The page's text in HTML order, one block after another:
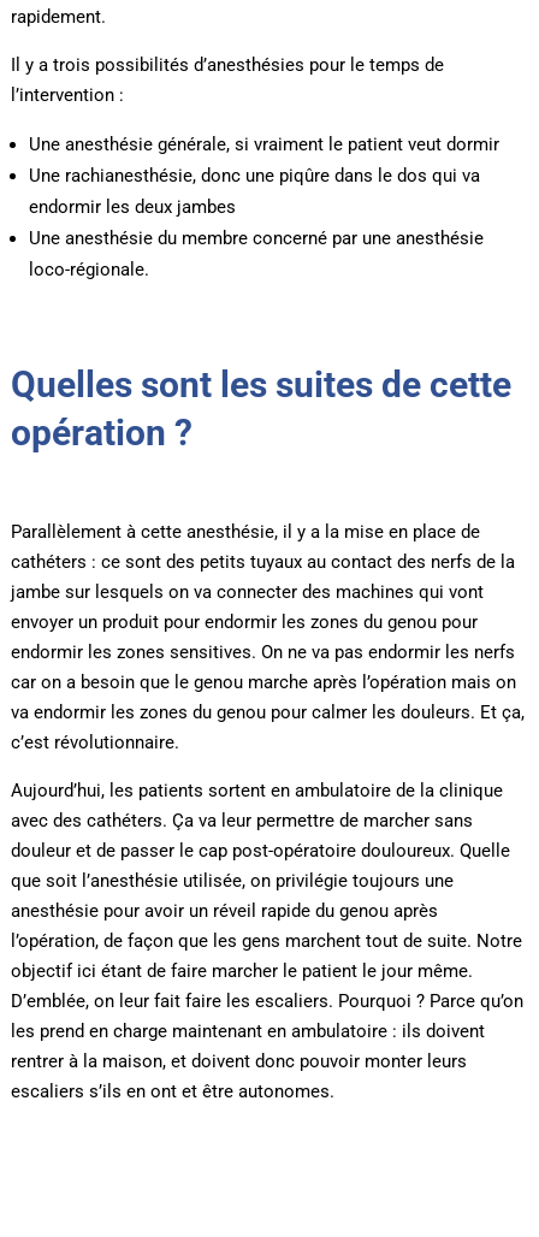
rapidement.
Il y a trois possibilités d’anesthésies pour le temps de
l’intervention :
Une anesthésie générale, si vraiment le patient veut dormir
Une rachianesthésie, donc une piqûre dans le dos qui va
endormir les deux jambes
Une anesthésie du membre concerné par une anesthésie
loco-régionale.
Quelles sont les suites de cette
opération ?
Parallèlement à cette anesthésie, il y a la mise en place de
cathéters : ce sont des petits tuyaux au contact des nerfs de la
jambe sur lesquels on va connecter des machines qui vont
envoyer un produit pour endormir les zones du genou pour
endormir les zones sensitives. On ne va pas endormir les nerfs
car on a besoin que le genou marche après l’opération mais on
va endormir les zones du genou pour calmer les douleurs. Et ça,
c’est révolutionnaire.
Aujourd’hui, les patients sortent en ambulatoire de la clinique
avec des cathéters. Ça va leur permettre de marcher sans
douleur et de passer le cap post-opératoire douloureux. Quelle
que soit l’anesthésie utilisée, on privilégie toujours une
anesthésie pour avoir un réveil rapide du genou après
l’opération, de façon que les gens marchent tout de suite. Notre
objectif ici étant de faire marcher le patient le jour même.
D’emblée, on leur fait faire les escaliers. Pourquoi ? Parce qu’on
les prend en charge maintenant en ambulatoire : ils doivent
rentrer à la maison, et doivent donc pouvoir monter leurs
escaliers s’ils en ont et être autonomes.